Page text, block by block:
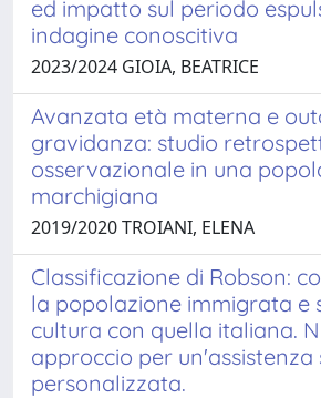
ed impatto sul periodo
indagine conoscitiva
2023/2024 GIOIA, BEATRICE
Avanzata età materna e
gravidanza: studio
osservazionale in una
marchigiana
2019/2020 TROIANI, ELENA
Classificazione di Robson:
la popolazione immigrata e
cultura con quella italiana.
approccio per un'assistenza
personalizzata.